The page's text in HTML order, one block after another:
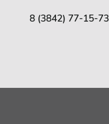
8 (3842) 77-15-73